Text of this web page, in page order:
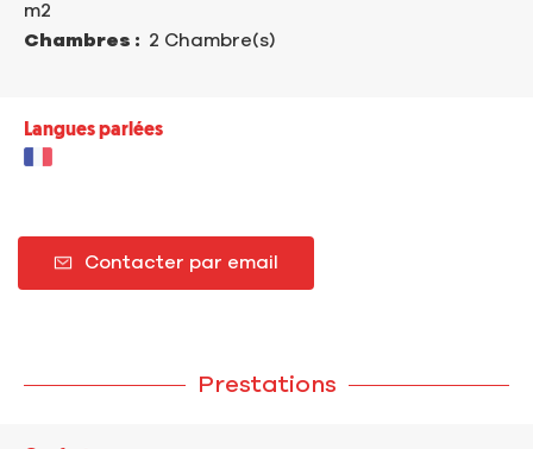
m2
Chambres : 2 Chambre(s)
Langues parlées
Contacter par email
Prestations